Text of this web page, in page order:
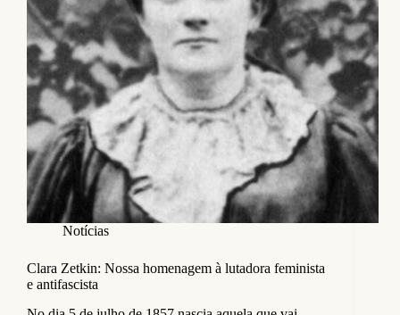
Notícias
Clara Zetkin: Nossa homenagem à lutadora feminista
e antifascista